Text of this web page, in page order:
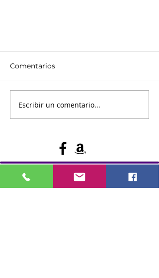
Abril es el Mes de la
Concientización sobre la
Agresión Sexual
Comentarios
Escribir un comentario...
Mantente conectado